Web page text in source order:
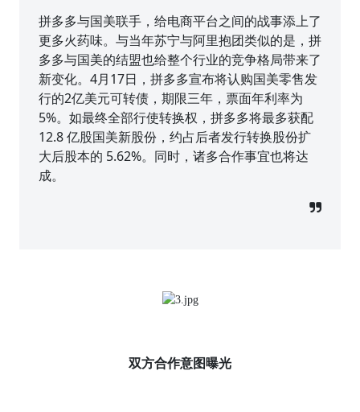
拼多多与国美联手，给电商平台之间的战事添上了
更多火药味。与当年苏宁与阿里抱团类似的是，拼
多多与国美的结盟也给整个行业的竞争格局带来了
新变化。4月17日，拼多多宣布将认购国美零售发
行的2亿美元可转债，期限三年，票面年利率为
5%。如最终全部行使转换权，拼多多将最多获配
12.8 亿股国美新股份，约占后者发行转换股份扩
大后股本的 5.62%。同时，诸多合作事宜也将达
成。
双方合作意图曝光